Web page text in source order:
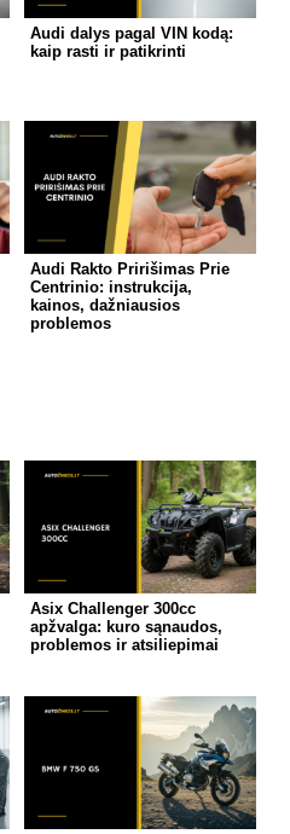
Audi dalys pagal VIN kodą:
kaip rasti ir patikrinti
Audi Rakto Pririšimas Prie
Centrinio: instrukcija,
kainos, dažniausios
problemos
Asix Challenger 300cc
apžvalga: kuro sąnaudos,
problemos ir atsiliepimai